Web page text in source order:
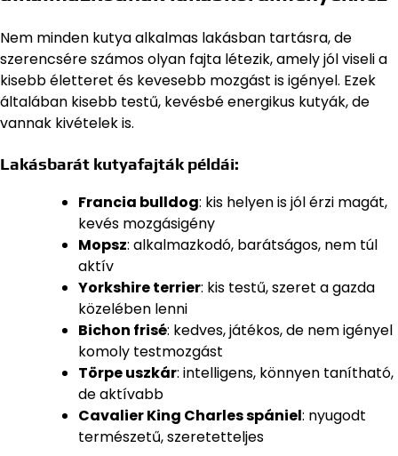
Nem minden kutya alkalmas lakásban tartásra, de
szerencsére számos olyan fajta létezik, amely jól viseli a
kisebb életteret és kevesebb mozgást is igényel. Ezek
általában kisebb testű, kevésbé energikus kutyák, de
vannak kivételek is.
Lakásbarát kutyafajták példái:
Francia bulldog: kis helyen is jól érzi magát,
kevés mozgásigény
Mopsz: alkalmazkodó, barátságos, nem túl
aktív
Yorkshire terrier: kis testű, szeret a gazda
közelében lenni
Bichon frisé: kedves, játékos, de nem igényel
komoly testmozgást
Törpe uszkár: intelligens, könnyen tanítható,
de aktívabb
Cavalier King Charles spániel: nyugodt
természetű, szeretetteljes